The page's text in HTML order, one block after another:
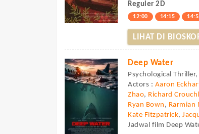
Reguler 2D
12:00 14:15
LIHAT DI
Deep Water
Psychological
Actors : Aaron
Zhao, Richard
Ryan Bown , Rarmian
Kate Fitzpatrick,
Jadwal film Deep